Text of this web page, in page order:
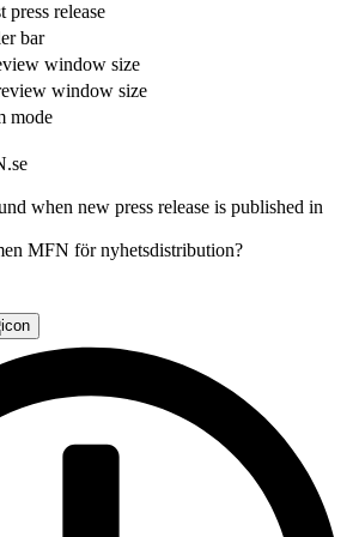
press release
bar
window size
window size
mode
when new press release is published in
MFN för nyhetsdistribution?